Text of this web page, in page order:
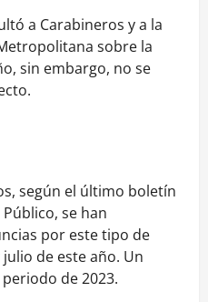
a Carabineros y a la
sobre la
sin embargo, no se
según el último boletín
se han
por este tipo de
de este año. Un
de 2023.